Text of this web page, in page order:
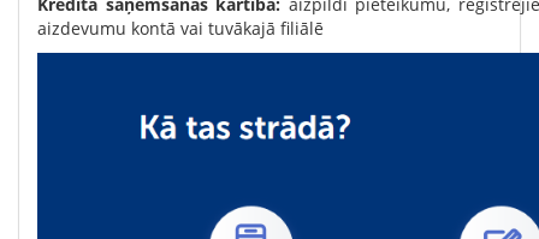
aizdevumu kontā vai tuvākajā filiālē